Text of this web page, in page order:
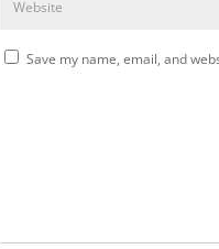
Save my name, email, and